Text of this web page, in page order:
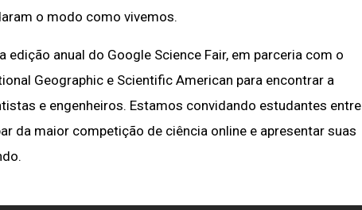
o modo como vivemos.
edição anual do Google Science Fair, em parceria com o
Geographic e Scientific American para encontrar a
e engenheiros. Estamos convidando estudantes entre
da maior competição de ciência online e apresentar suas